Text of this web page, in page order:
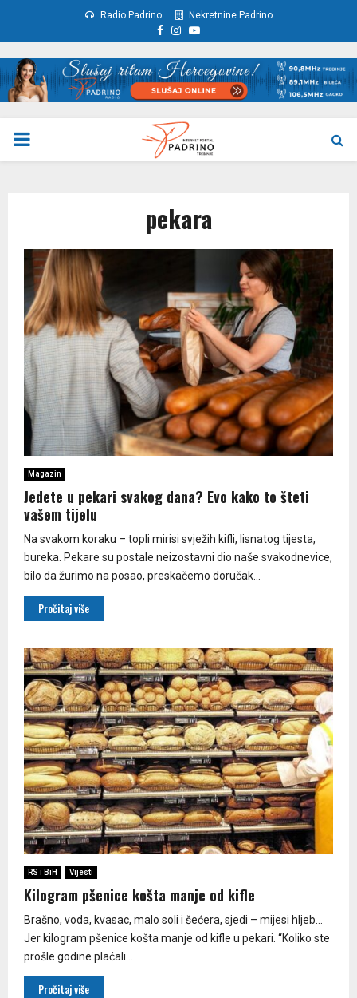
Radio Padrino Nekretnine Padrino
Facebook
Instagram
Youtube
PRIMARY
pekara
Magazin
Jedete u pekari svakog dana? Evo kako to šteti
vašem tijelu
Na svakom koraku – topli mirisi svježih kifli, lisnatog tijesta,
bureka. Pekare su postale neizostavni dio naše svakodnevice,
bilo da žurimo na posao, preskačemo doručak...
Pročitaj više
RS i BiH Vijesti
Kilogram pšenice košta manje od kifle
Brašno, voda, kvasac, malo soli i šećera, sjedi – mijesi hljeb…
Jer kilogram pšenice košta manje od kifle u pekari. “Koliko ste
prošle godine plaćali...
Pročitaj više